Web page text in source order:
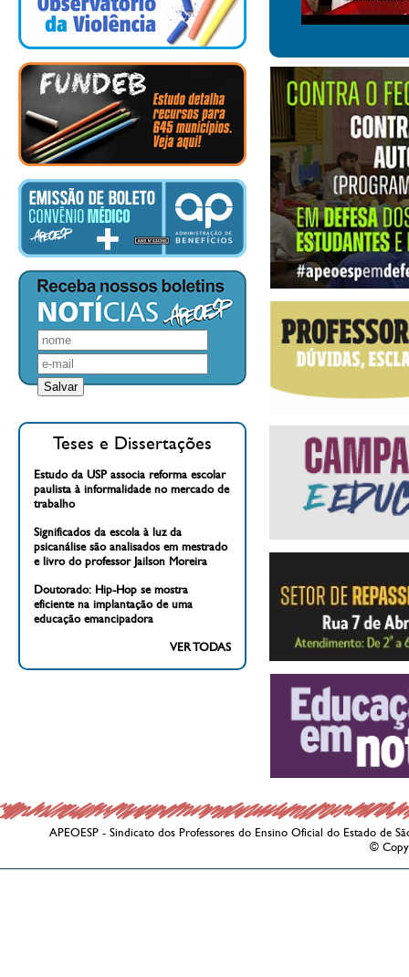
Teses e Dissertações
Estudo da USP associa reforma escolar
paulista à informalidade no mercado de
trabalho
Significados da escola à luz da
psicanálise são analisados em mestrado
e livro do professor Jailson Moreira
Doutorado: Hip-Hop se mostra
eficiente na implantação de uma
educação emancipadora
VER TODAS
APEOESP - Sindicato dos Professores do Ensino Oficial do Estado de
©